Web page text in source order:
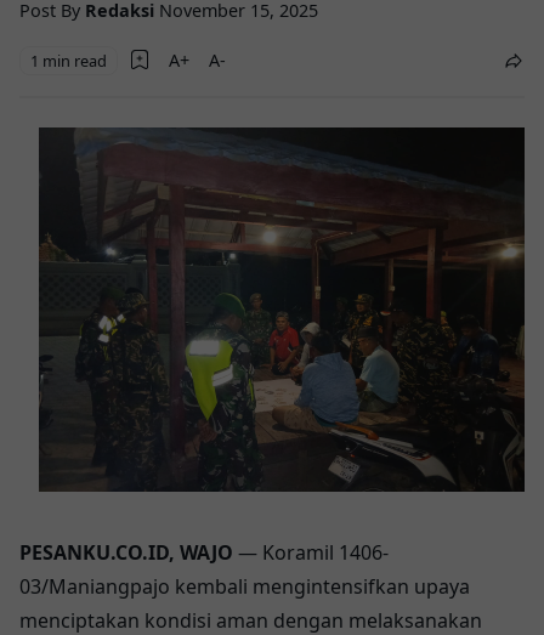
Post By Redaksi November 15, 2025
1 min read
PESANKU.CO.ID, WAJO — Koramil 1406-
03/Maniangpajo kembali mengintensifkan upaya
menciptakan kondisi aman dengan melaksanakan